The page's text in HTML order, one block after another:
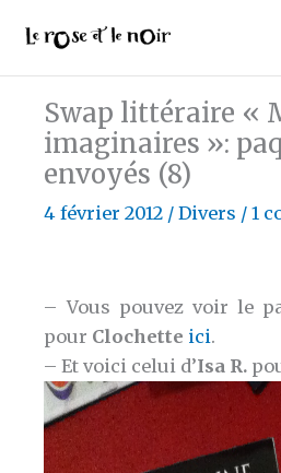
contenu
Swap littéraire «
imaginaires »:
envoyés (8)
4 février 2012 /Divers /1
– Vous pouvez voir le
pour Clochette ici.
– Et voici celui d’Isa R.